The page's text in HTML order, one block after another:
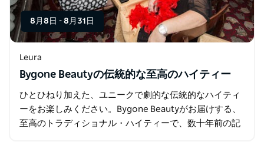
8月8日 - 8月31日
Leura
Bygone Beautyの伝統的な至高のハイティー
ひとひねり加えた、ユニークで劇的な伝統的なハイティ
ーをお楽しみください。Bygone Beautyがお届けする、
至高のトラディショナル・ハイティーで、数十年前の記